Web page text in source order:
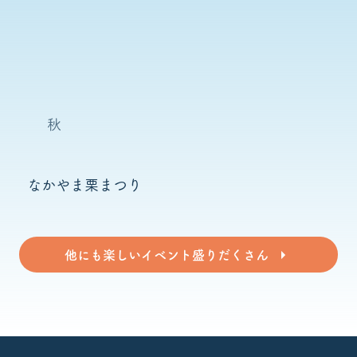
他にも楽しいイベント盛りだくさん
秋
なかやま栗まつり